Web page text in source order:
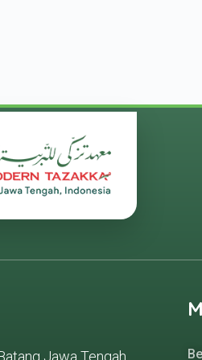
Jawa Tengah